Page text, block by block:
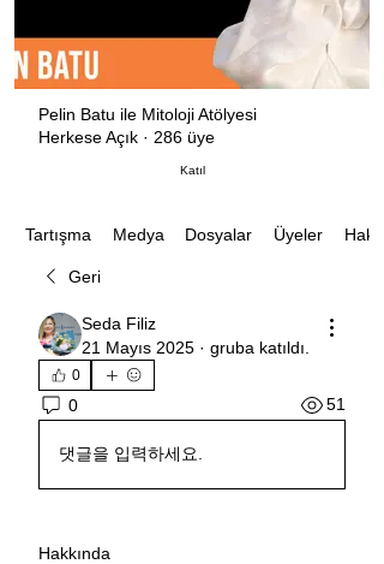
Pelin Batu ile Mitoloji Atölyesi
Herkese Açık · 286 üye
Katıl
Tartışma Medya Dosyalar Üyeler
Geri
Seda Filiz
21 Mayıs 2025 · gruba katıldı.
0
0 51
댓글을 입력하세요.
Hakkında